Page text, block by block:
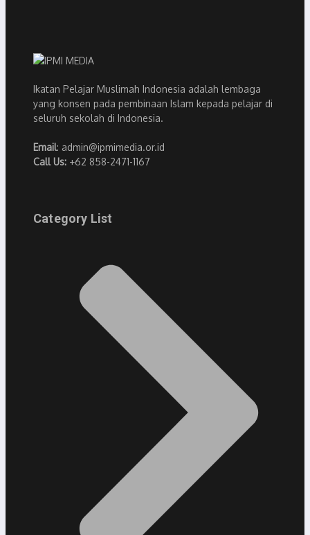
Ikatan Pelajar Muslimah Indonesia adalah lembaga
yang konsen pada pembinaan Islam kepada pelajar di
seluruh sekolah di Indonesia.
Email: admin@ipmimedia.or.id
Call Us: +62 858-2471-1167
Category List